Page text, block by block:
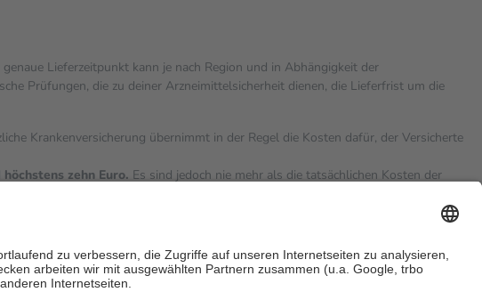
Lieferzeitpunkt kann je nach Region und in Abhängigkeit der
Prüfungen, die zu deiner Arzneimittelsicherheit dienen, die Lieferfrist um die
Krankenversicherung übernimmt in der Regel die Kosten dafür, der Versicherte
höchstens zehn Euro. Es sind jedoch nie mehr als die tatsächlichen Kosten der
fallen keine Zuzahlungenan bei: